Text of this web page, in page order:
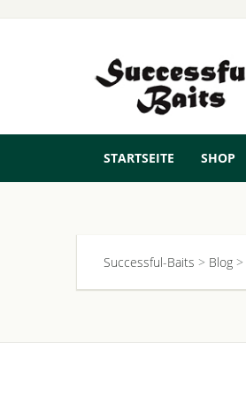
STARTSEITE SHOP
Successful-Baits > Blog >